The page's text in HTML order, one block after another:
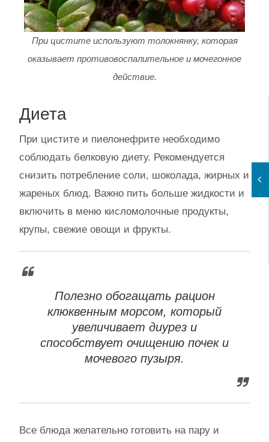
При цистите используют толокнянку, которая
оказывает противовоспалительное и мочегонное
действие.
Диета
При цистите и пиелонефрите необходимо
соблюдать белковую диету. Рекомендуется
снизить потребление соли, шоколада, жирных и
жареных блюд. Важно пить больше жидкости и
включить в меню кисломолочные продукты,
крупы, свежие овощи и фрукты.
Полезно обогащать рацион
клюквенным морсом, который
увеличивает диурез и
способствует очищению почек и
мочевого пузыря.
Все блюда желательно готовить на пару и